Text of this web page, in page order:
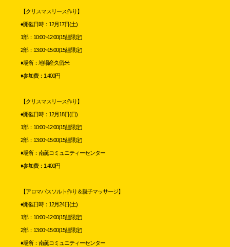
【クリスマスリース作り】
♦開催日時：12月17日(土)
1部：10:00~12:00(15組限定)
2部：13:00~15:00(15組限定)
♦場所：地場産久留米
♦参加費：1,400円
【クリスマスリース作り】
♦開催日時：12月18日(日)
1部：10:00~12:00(15組限定)
2部：13:00~15:00(15組限定)
♦場所：南薫コミュニティーセンター
♦参加費：1,400円
【アロマバスソルト作り＆親子マッサージ】
♦開催日時：12月24日(土)
1部：10:00~12:00(15組限定)
2部：13:00~15:00(15組限定)
♦場所：南薫コミュニティーセンター